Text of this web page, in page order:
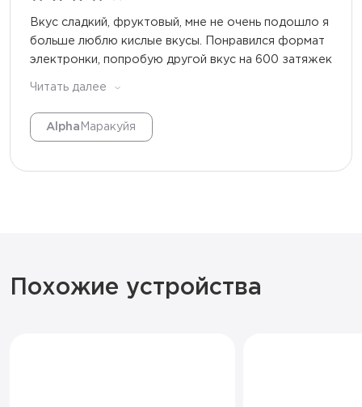
Вкус сладкий, фруктовый, мне не очень подошло я
больше люблю кислые вкусы. Понравился формат
электронки, попробую другой вкус на 600 затяжек
Читать далее
Alpha Маракуйя
Похожие устройства